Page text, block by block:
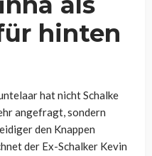
hinten
hat nicht Schalke
angefragt, sondern
den Knappen
der Ex-Schalker Kevin